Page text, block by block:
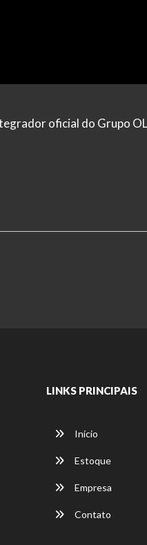
oficial do Grupo
LINKS PRINCIPAIS
Início
Estoque
Empresa
Contato